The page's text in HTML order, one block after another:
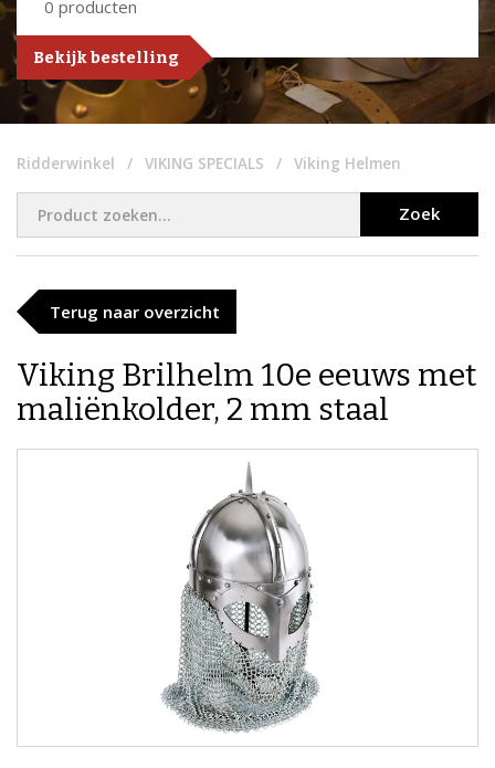
0 producten
Bekijk bestelling
Ridderwinkel VIKING SPECIALS Viking Helmen
Zoek
Terug naar overzicht
Viking Brilhelm 10e eeuws met
maliënkolder, 2 mm staal